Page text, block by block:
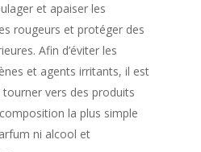
et apaiser les
rougeurs et protéger des
Afin d’éviter les
et agents irritants, il est
vers des produits
la plus simple
ni alcool et